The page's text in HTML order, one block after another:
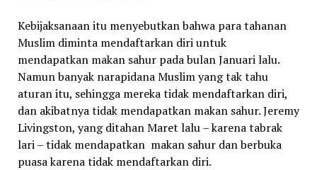
Kebijaksanaan itu menyebutkan bahwa para tahanan
Muslim diminta mendaftarkan diri untuk
mendapatkan makan sahur pada bulan Januari lalu.
Namun banyak narapidana Muslim yang tak tahu
aturan itu, sehingga mereka tidak mendaftarkan diri,
dan akibatnya tidak mendapatkan makan sahur. Jeremy
Livingston, yang ditahan Maret lalu – karena tabrak
lari – tidak mendapatkan makan sahur dan berbuka
puasa karena tidak mendaftarkan diri.